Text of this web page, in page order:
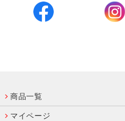
商品一覧
マイページ